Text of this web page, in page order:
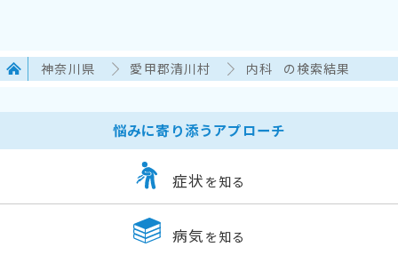
神奈川県 愛甲郡清川村 内科 の検索結果
悩みに寄り添うアプローチ
症状 を知る
病気 を知る